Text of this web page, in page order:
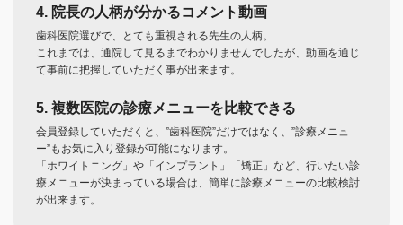
4. 院長の人柄が分かるコメント動画
歯科医院選びで、とても重視される先生の人柄。
これまでは、通院して見るまでわかりませんでしたが、動画を通じ
て事前に把握していただく事が出来ます。
5. 複数医院の診療メニューを比較できる
会員登録していただくと、”歯科医院”だけではなく、”診療メニュ
ー”もお気に入り登録が可能になります。
「ホワイトニング」や「インプラント」「矯正」など、行いたい診
療メニューが決まっている場合は、簡単に診療メニューの比較検討
が出来ます。